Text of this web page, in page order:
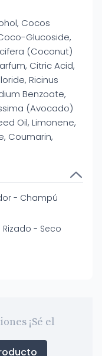
Cocos
Glucoside,
(Coconut)
Citric Acid,
Ricinus
Benzoate,
(Avocado)
Oil, Limonene,
Coumarin,
- Champú
- Seco
¡Sé el